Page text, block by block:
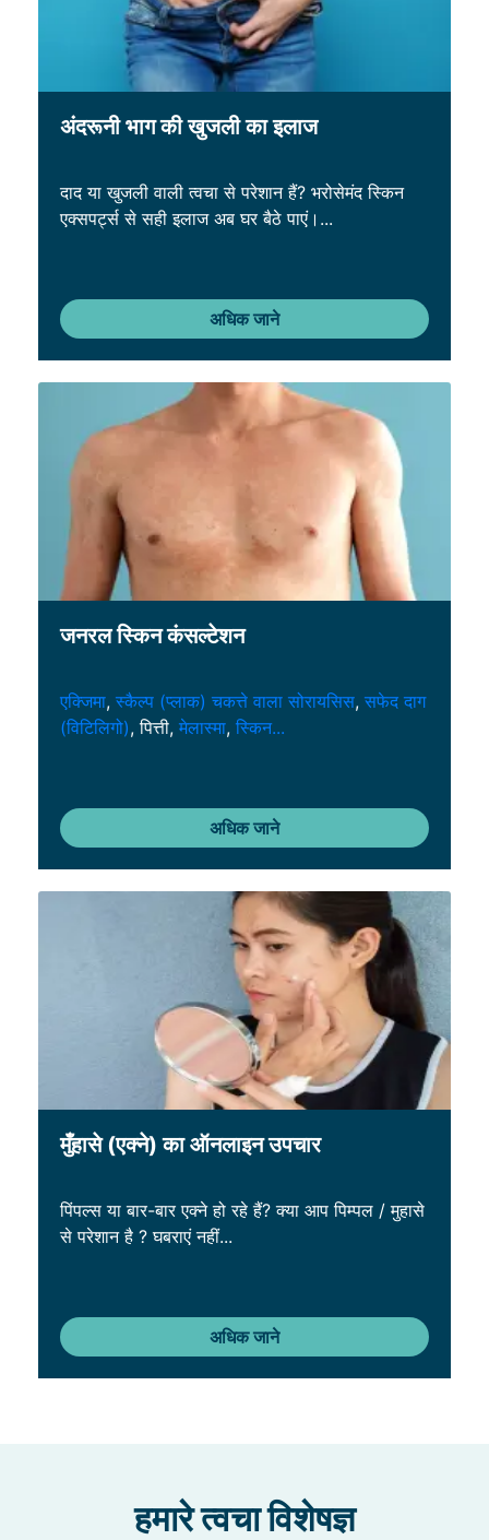
अंदरूनी भाग की खुजली का इलाज
दाद या खुजली वाली त्वचा से परेशान हैं? भरोसेमंद स्किन
एक्सपर्ट्स से सही इलाज अब घर बैठे पाएं।...
अधिक जाने
जनरल स्किन कंसल्टेशन
एक्जिमा, स्कैल्प (प्लाक) चकत्ते वाला सोरायसिस, सफेद दाग
(विटिलिगो), पित्ती, मेलास्मा, स्किन...
अधिक जाने
मुँहासे (एक्ने) का ऑनलाइन उपचार
पिंपल्स या बार-बार एक्ने हो रहे हैं? क्या आप पिम्पल / मुहासे
से परेशान है ? घबराएं नहीं...
अधिक जाने
हमारे त्वचा विशेषज्ञ